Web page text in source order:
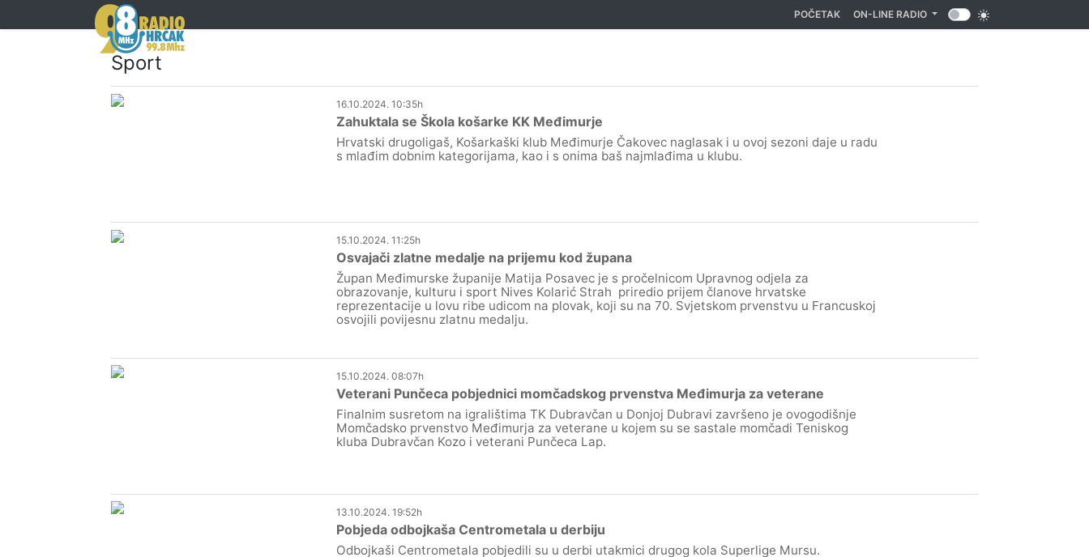
POČETAK(CURRENT)
ON-LINE RADIO
Sport
16.10.2024. 10:35h
Zahuktala se Škola košarke KK Međimurje
Hrvatski drugoligaš, Košarkaški klub Međimurje Čakovec naglasak i u ovoj sezoni daje u radu
s mlađim dobnim kategorijama, kao i s onima baš najmlađima u klubu.
15.10.2024. 11:25h
Osvajači zlatne medalje na prijemu kod župana
Župan Međimurske županije Matija Posavec je s pročelnicom Upravnog odjela za
obrazovanje, kulturu i sport Nives Kolarić Strah priredio prijem članove hrvatske
reprezentacije u lovu ribe udicom na plovak, koji su na 70. Svjetskom prvenstvu u Francuskoj
osvojili povijesnu zlatnu medalju.
15.10.2024. 08:07h
Veterani Punčeca pobjednici momčadskog prvenstva Međimurja za veterane
Finalnim susretom na igralištima TK Dubravčan u Donjoj Dubravi završeno je ovogodišnje
Momčadsko prvenstvo Međimurja za veterane u kojem su se sastale momčadi Teniskog
kluba Dubravčan Kozo i veterani Punčeca Lap.
13.10.2024. 19:52h
Pobjeda odbojkaša Centrometala u derbiju
Odbojkaši Centrometala pobjedili su u derbi utakmici drugog kola Superlige Mursu.